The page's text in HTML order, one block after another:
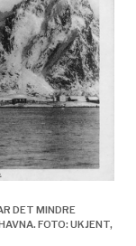
DET MINDRE
FOTO: UKJENT,